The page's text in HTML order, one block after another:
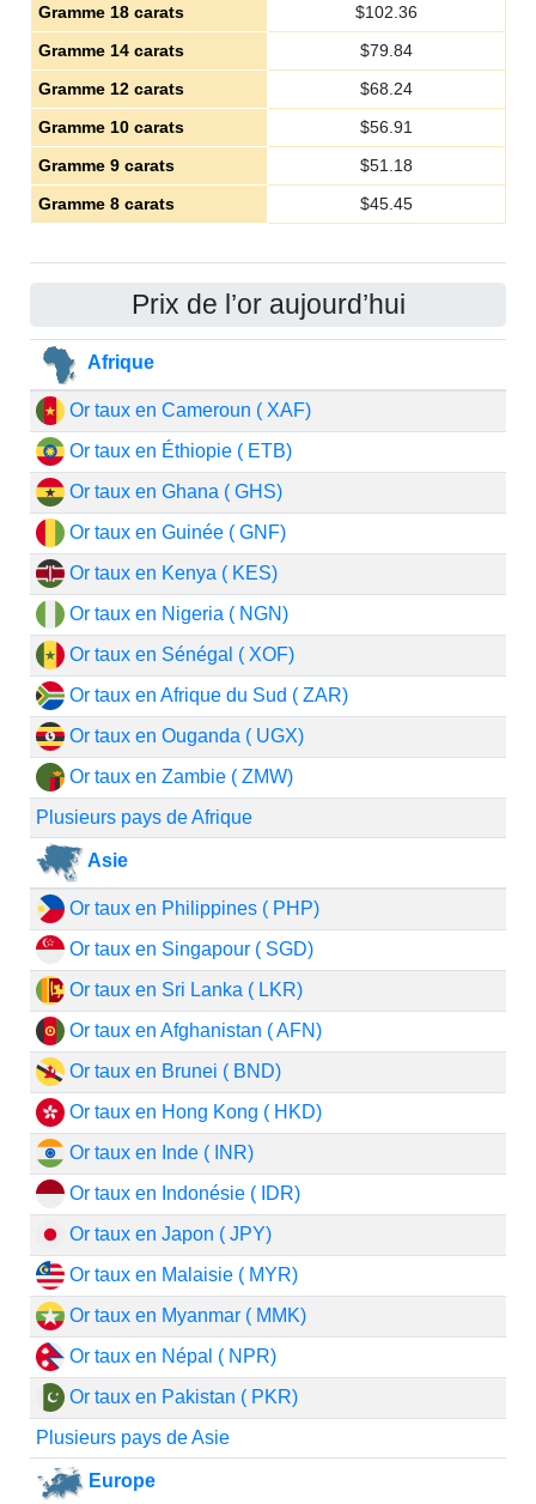
Gramme 18 carats $102.36
Gramme 14 carats
$79.84
Gramme 12 carats
$68.24
Gramme 10 carats
$56.91
Gramme 9 carats
$51.18
Gramme 8 carats
$45.45
Prix de l’or aujourd’hui
Afrique
Or taux en Cameroun ( XAF)
Or taux en Éthiopie ( ETB)
Or taux en Ghana ( GHS)
Or taux en Guinée ( GNF)
Or taux en Kenya ( KES)
Or taux en Nigeria ( NGN)
Or taux en Sénégal ( XOF)
Or taux en Afrique du Sud ( ZAR)
Or taux en Ouganda ( UGX)
Or taux en Zambie ( ZMW)
Plusieurs pays de Afrique
Asie
Or taux en Philippines ( PHP)
Or taux en Singapour ( SGD)
Or taux en Sri Lanka ( LKR)
Or taux en Afghanistan ( AFN)
Or taux en Brunei ( BND)
Or taux en Hong Kong ( HKD)
Or taux en Inde ( INR)
Or taux en Indonésie ( IDR)
Or taux en Japon ( JPY)
Or taux en Malaisie ( MYR)
Or taux en Myanmar ( MMK)
Or taux en Népal ( NPR)
Or taux en Pakistan ( PKR)
Plusieurs pays de Asie
Europe